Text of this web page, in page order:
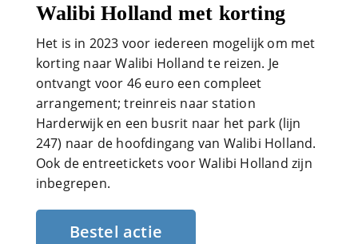
Walibi Holland met korting
Het is in 2023 voor iedereen mogelijk om met
korting naar Walibi Holland te reizen. Je
ontvangt voor 46 euro een compleet
arrangement; treinreis naar station
Harderwijk en een busrit naar het park (lijn
247) naar de hoofdingang van Walibi Holland.
Ook de entreetickets voor Walibi Holland zijn
inbegrepen.
Bestel actie